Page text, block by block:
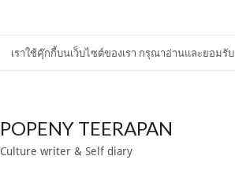
เราใช้คุ๊กกี้บนเว็บไซต์ของเรา กรุณาอ่านและยอมรับ
POPENY TEERAPAN
Culture writer & Self diary